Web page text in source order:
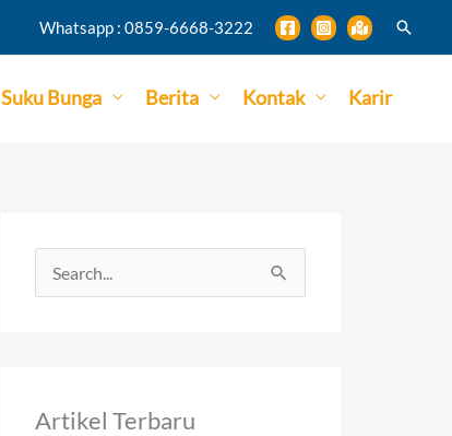
Whatsapp : 0859-6668-3222 Search
Suku Bunga Berita Kontak Karir
c
Artikel Terbaru